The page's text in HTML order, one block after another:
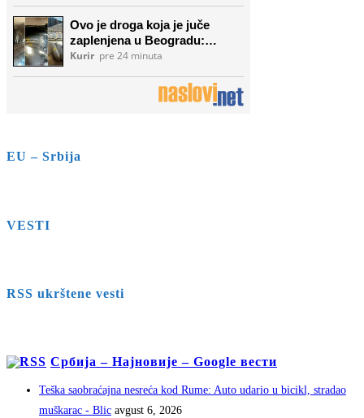
EU – Srbija
VESTI
RSS ukrštene vesti
Србија – Најновије – Google вести
Teška saobraćajna nesreća kod Rume: Auto udario u bicikl, stradao
muškarac - Blic avgust 6, 2026